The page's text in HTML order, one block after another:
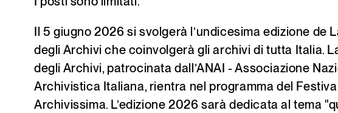
Il 5 giugno 2026 si svolgerà l’undicesima edizione de
degli Archivi che coinvolgerà gli archivi di tutta Italia.
degli Archivi, patrocinata dall’ANAI - Associazione
Archivistica Italiana, rientra nel programma del
Archivissima. L’edizione 2026 sarà dedicata al tema